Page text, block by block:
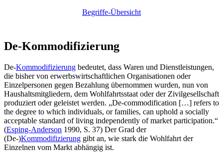
Begriffe-Übersicht
De-Kommodifizierung
De-Kommodifizierung bedeutet, dass Waren und Dienstleistungen,
die bisher von erwerbswirtschaftlichen Organisationen oder
Einzelpersonen gegen Bezahlung übernommen wurden, nun von
Haushaltsmitgliedern, dem Wohlfahrtsstaat oder der Zivilgesellschaft
produziert oder geleistet werden. „De-commodification […] refers to
the degree to which individuals, or families, can uphold a socially
acceptable standard of living independently of market participation.“
(Esping-Anderson 1990, S. 37) Der Grad der
(De-)Kommodifizierung gibt an, wie stark die Wohlfahrt der
Einzelnen vom Markt abhängig ist.